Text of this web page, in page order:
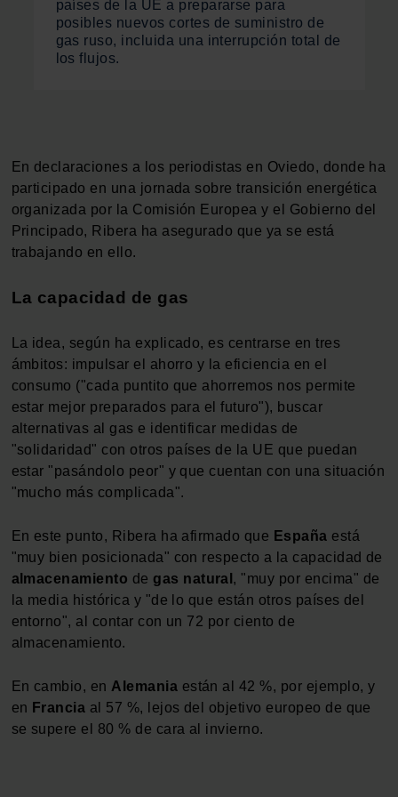
países de la UE a prepararse para
posibles nuevos cortes de suministro de
gas ruso, incluida una interrupción total de
los flujos.
En declaraciones a los periodistas en Oviedo, donde ha
participado en una jornada sobre transición energética
organizada por la Comisión Europea y el Gobierno del
Principado, Ribera ha asegurado que ya se está
trabajando en ello.
La capacidad de gas
La idea, según ha explicado, es centrarse en tres
ámbitos: impulsar el ahorro y la eficiencia en el
consumo ("cada puntito que ahorremos nos permite
estar mejor preparados para el futuro"), buscar
alternativas al gas e identificar medidas de
"solidaridad" con otros países de la UE que puedan
estar "pasándolo peor" y que cuentan con una situación
"mucho más complicada".
En este punto, Ribera ha afirmado que España está
"muy bien posicionada" con respecto a la capacidad de
almacenamiento de gas natural , "muy por encima" de
la media histórica y "de lo que están otros países del
entorno", al contar con un 72 por ciento de
almacenamiento.
En cambio, en Alemania están al 42 %, por ejemplo, y
en Francia al 57 %, lejos del objetivo europeo de que
se supere el 80 % de cara al invierno.